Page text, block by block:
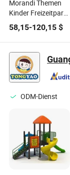
Morandi Themen
Kinder Freizeitpark
Ausstattungsfabrik
unterstützt
Anpassung von
Innen- und Außen-
Spielplatzgeräten,
die für weiches
Spielen von Kindern
verwendet werden
58,15-120,15 $
ODM-Dienst